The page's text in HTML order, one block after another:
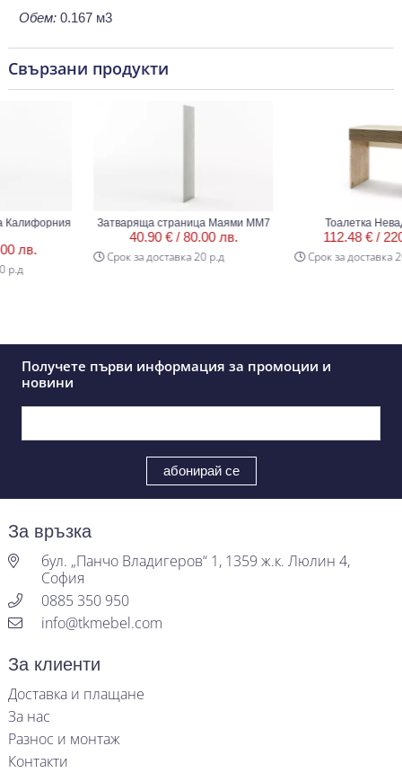
Обем: 0.167 м3
Свързани продукти
Затваряща страница Маями ММ7
40.90 € /80.00 лв.
Срок за доставка 20 р.д
Тоалетка Невада
112.48 € /
Срок за доставка 20
Получете първи информация за промоции и
новини
За връзка
бул. „Панчо Владигеров“ 1, 1359 ж.к. Люлин 4,
София
0885 350 950
info@tkmebel.com
За клиенти
Доставка и плащане
За нас
Разнос и монтаж
Контакти